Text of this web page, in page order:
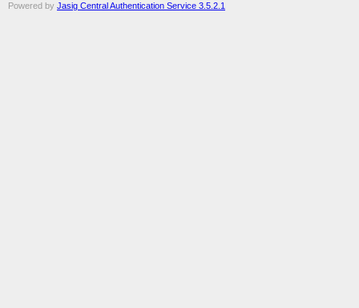
Powered by Jasig Central Authentication Service 3.5.2.1